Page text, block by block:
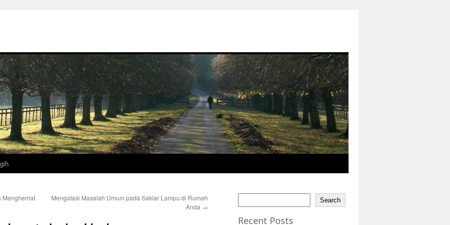
Menghemat
Mengatasi Masalah Umum pada Saklar Lampu di Rumah
Anda →
Search
Recent Posts